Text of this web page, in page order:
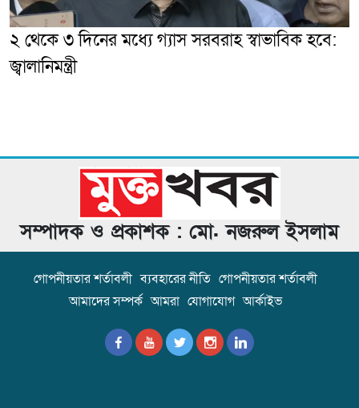
২ থেকে ৩ দিনের মধ্যে গ্যাস সরবরাহ স্বাভাবিক হবে:
জ্বালানিমন্ত্রী
সম্পাদক ও প্রকাশক : মো. নজরুল ইসলাম
গোপনীয়তার শর্তাবলী ব্যবহারের নীতি গোপনীয়তার শর্তাবলী
আমাদের সম্পর্ক আমরা যোগাযোগ আর্কাইভ